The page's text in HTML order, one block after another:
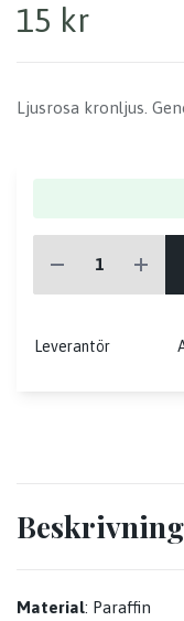
15 kr
Ljusrosa kronljus.
Leverantör
Beskrivning
Material: Paraffin